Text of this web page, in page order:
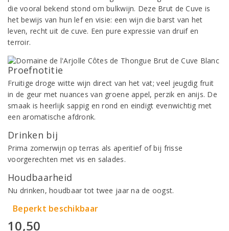
die vooral bekend stond om bulkwijn. Deze Brut de Cuve is
het bewijs van hun lef en visie: een wijn die barst van het
leven, recht uit de cuve. Een pure expressie van druif en
terroir.
Proefnotitie
Fruitige droge witte wijn direct van het vat; veel jeugdig fruit
in de geur met nuances van groene appel, perzik en anijs. De
smaak is heerlijk sappig en rond en eindigt evenwichtig met
een aromatische afdronk.
Drinken bij
Prima zomerwijn op terras als aperitief of bij frisse
voorgerechten met vis en salades.
Houdbaarheid
Nu drinken, houdbaar tot twee jaar na de oogst.
Beperkt beschikbaar
10,50